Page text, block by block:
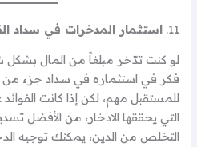
11. استثمار المدخرات في سداد
لو كنت تدّخر مبلغاً من المال
فكر في استثماره في سداد جزء من
للمستقبل مهم، لكن إذا كانت
التي يحققها الادخار، من الأفضل
التخلص من الدين، يمكنك توجيه